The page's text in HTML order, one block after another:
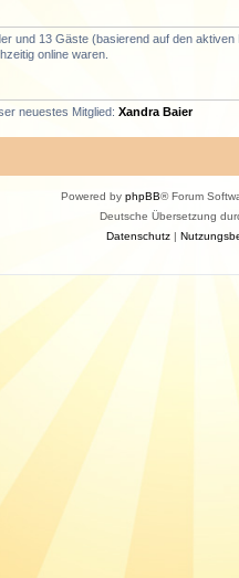
und 13 Gäste (basierend auf den
online waren.
neuestes Mitglied: Xandra Baier
Powered by phpBB® Forum
Deutsche Übersetzung
Datenschutz|